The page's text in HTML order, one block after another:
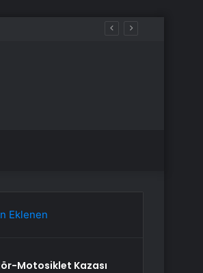
Eklenen
Motosiklet Kazası